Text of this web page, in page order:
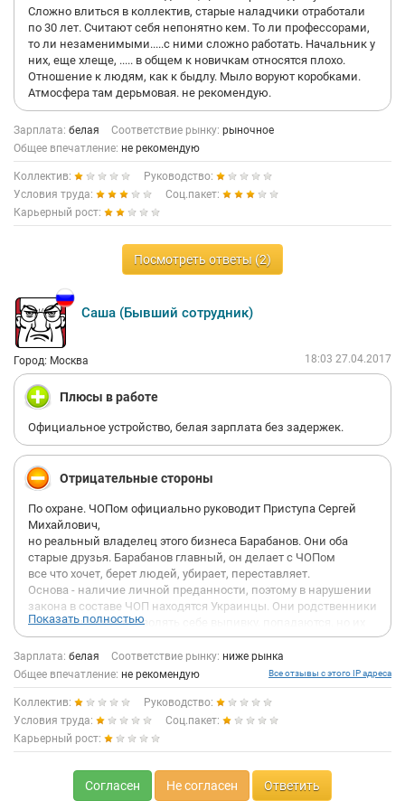
Сложно влиться в коллектив, старые наладчики отработали
по 30 лет. Считают себя непонятно кем. То ли профессорами,
то ли незаменимыми.....с ними сложно работать. Начальник у
них, еще хлеще, ..... в общем к новичкам относятся плохо.
Отношение к людям, как к быдлу. Мыло воруют коробками.
Атмосфера там дерьмовая. не рекомендую.
Зарплата: белая Соответствие рынку: рыночное
Общее впечатление: не рекомендую
Коллектив:
Руководство:
Условия труда:
Соц.пакет:
Карьерный рост:
Посмотреть ответы (2)
Саша (Бывший сотрудник)
Город: Москва 18:03 27.04.2017
Плюсы в работе
Официальное устройство, белая зарплата без задержек.
Отрицательные стороны
По охране. ЧОПом официально руководит Приступа Сергей
Михайлович,
но реальный владелец этого бизнеса Барабанов. Они оба
старые друзья. Барабанов главный, он делает с ЧОПом
все что хочет, берет людей, убирает, переставляет.
Основа - наличие личной преданности, поэтому в нарушении
закона в составе ЧОП находятся Украинцы. Они родственники
Приступы, могут позволять себе выпивку, попадаются, но их
не увольняют, как остальных. У них нет положеных лицензий,
им вообще запрещено работать в России, тем более в охране.
Штрафы за это милионные. Надо будет сообщить об этом
факте,
но не в милицию, ее Барабанов подарками сильно
закорумпировал.
Уже пол фабрики вывез. Подарки выписывает пачками, и за
счет
мертвых душ охраны к празникам и так по наглости своей.
Деньги охранников, которые не вышли на службу и штрафные
Приступа и Барабанов делят между собой, людям которые
Показать полностью
Зарплата: белая Соответствие рынку: ниже рынка
Общее впечатление: не рекомендую Все отзывы с этого IP адреса
Коллектив:
Руководство:
Условия труда:
Соц.пакет:
Карьерный рост:
Согласен Не согласен Ответить